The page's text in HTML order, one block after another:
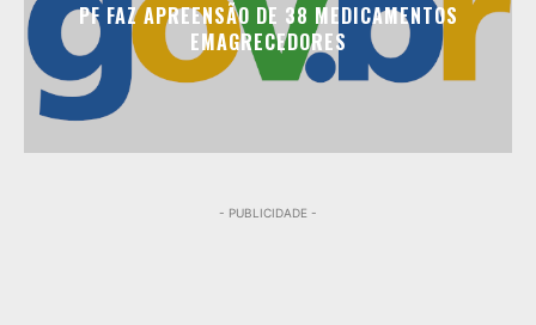
PF FAZ APREENSÃO DE 38 MEDICAMENTOS
EMAGRECEDORES
- PUBLICIDADE -